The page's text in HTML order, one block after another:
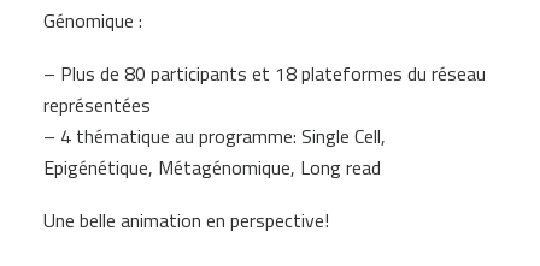
Génomique :
– Plus de 80 participants et 18 plateformes du réseau
représentées
– 4 thématique au programme: Single Cell,
Epigénétique, Métagénomique, Long read
Une belle animation en perspective!